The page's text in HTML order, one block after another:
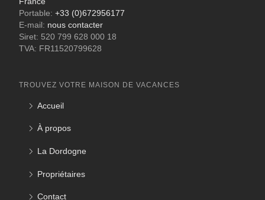
Portable: +33 (0)672956177
E-mail: nous contacter
Siret: 520 799 628 000 18
TVA: FR11520799628
TROUVEZ VOTRE MAISON DE VACANCES
Accueil
À propos
La Dordogne
Propriétaires
Contact